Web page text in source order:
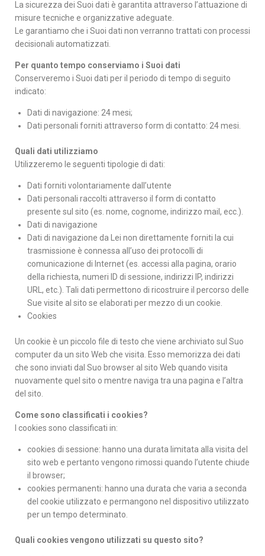
La sicurezza dei Suoi dati è garantita attraverso l’attuazione di
misure tecniche e organizzative adeguate.
Le garantiamo che i Suoi dati non verranno trattati con processi
decisionali automatizzati.
Per quanto tempo conserviamo i Suoi dati
Conserveremo i Suoi dati per il periodo di tempo di seguito
indicato:
Dati di navigazione: 24 mesi;
Dati personali forniti attraverso form di contatto: 24 mesi.
Quali dati utilizziamo
Utilizzeremo le seguenti tipologie di dati:
Dati forniti volontariamente dall’utente
Dati personali raccolti attraverso il form di contatto
presente sul sito (es. nome, cognome, indirizzo mail, ecc.).
Dati di navigazione
Dati di navigazione da Lei non direttamente forniti la cui
trasmissione è connessa all’uso dei protocolli di
comunicazione di Internet (es. accessi alla pagina, orario
della richiesta, numeri ID di sessione, indirizzi IP, indirizzi
URL, etc.). Tali dati permettono di ricostruire il percorso delle
Sue visite al sito se elaborati per mezzo di un cookie.
Cookies
Un cookie è un piccolo file di testo che viene archiviato sul Suo
computer da un sito Web che visita. Esso memorizza dei dati
che sono inviati dal Suo browser al sito Web quando visita
nuovamente quel sito o mentre naviga tra una pagina e l’altra
del sito.
Come sono classificati i cookies?
I cookies sono classificati in:
cookies di sessione: hanno una durata limitata alla visita del
sito web e pertanto vengono rimossi quando l’utente chiude
il browser;
cookies permanenti: hanno una durata che varia a seconda
del cookie utilizzato e permangono nel dispositivo utilizzato
per un tempo determinato.
Quali cookies vengono utilizzati su questo sito?